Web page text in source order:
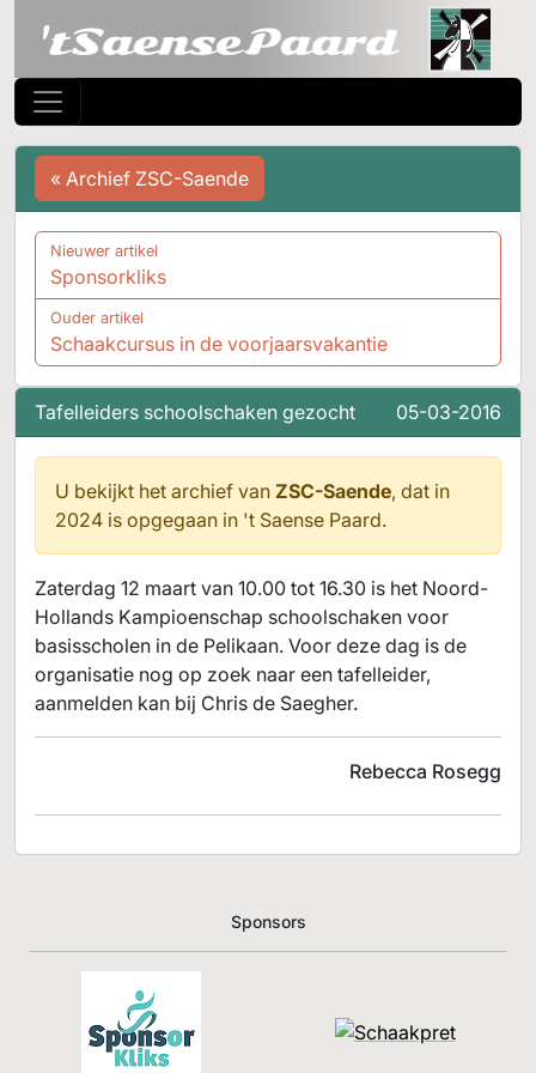
Tafelleiders schoolschaken gezocht 05-03-2016
U bekijkt het archief van ZSC-Saende, dat in
2024 is opgegaan in 't Saense Paard.
Zaterdag 12 maart van 10.00 tot 16.30 is het Noord-
Hollands Kampioenschap schoolschaken voor
basisscholen in de Pelikaan. Voor deze dag is de
organisatie nog op zoek naar een tafelleider,
aanmelden kan bij Chris de Saegher.
Rebecca Rosegg
« Archief ZSC-Saende
Nieuwer artikel
Sponsorkliks
Ouder artikel
Schaakcursus in de voorjaarsvakantie
Sponsors